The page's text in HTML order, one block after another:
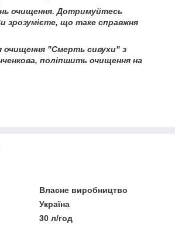
очищення. Дотримуйтесь
зрозумієте, що таке справжня
очищення "Смерть сивухи" з
поліпшить очищення на
Власне виробництво
Україна
30 л/год